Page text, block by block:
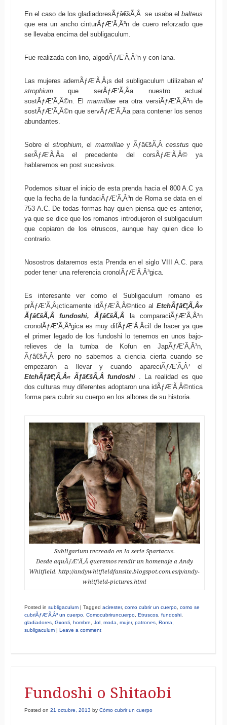
En el caso de los gladiadoresÃƒâ€šÃ‚Â se usaba elbalteus
que era un ancho cinturÃƒÆ’Ã‚Â³n de cuero reforzado que
se llevaba encima del subligaculum.
Fue realizada con lino, algodÃƒÆ’Ã‚Â³n y con lana.
Las mujeres ademÃƒÆ’Ã‚Â¡s del subligaculum utilizabanel
strophiumque serÃƒÆ’Ã‚Â­a nuestro actual
sostÃƒÆ’Ã‚Â©n. El marmillae era otra versiÃƒÆ’Ã‚Â³n de
sostÃƒÆ’Ã‚Â©n que servÃƒÆ’Ã‚Â­a para contener los senos
abundantes.
Sobre elstrophium, el marmillaey Ãƒâ€šÃ‚Â cesstus que
serÃƒÆ’Ã‚Â­a el precedente del corsÃƒÆ’Ã‚Â© ya
hablaremos en post sucesivos.
Podemos situar el inicio de esta prenda hacia el 800 A.C ya
que la fecha de la fundaciÃƒÆ’Ã‚Â³n de Roma se data en el
753 A.C. De todas formas hay quien piensa que es anterior,
ya que se dice que los romanos introdujeron el subligaculum
que copiaron de los etruscos, aunque hay quien dice lo
contrario.
Nosostros dataremos esta Prenda en el siglo VIII A.C. para
poder tener una referencia cronolÃƒÆ’Ã‚Â³gica.
Es interesante ver como el Subligaculum romano es
prÃƒÆ’Ã‚Â¡cticamente idÃƒÆ’Ã‚Â©ntico alEtchÃƒâ€¦Ã‚Â«
Ãƒâ€šÃ‚Â fundoshi, Ãƒâ€šÃ‚Â
la comparaciÃƒÆ’Ã‚Â³n
cronolÃƒÆ’Ã‚Â³gica es muy difÃƒÆ’Ã‚Â­cil de hacer ya que
el primer legado de los fundoshi lo tenemos en unos bajo-
relieves de la tumba de Kofun en JapÃƒÆ’Ã‚Â³n,
Ãƒâ€šÃ‚Â pero no sabemos a ciencia cierta cuando se
empezaron a llevar y cuando apareciÃƒÆ’Ã‚Â³ el
EtchÃƒâ€¦Ã‚Â« Ãƒâ€šÃ‚Â fundoshi . La realidad es que
dos culturas muy diferentes adoptaron una idÃƒÆ’Ã‚Â©ntica
forma para cubrir su cuerpo en los albores de su historia.
Subligarium recreado en la serie Spartacus.
Desde aquÃƒÆ’Ã‚Â­ queremos rendir un homenaje a Andy
Whitfield. http://andywhitfieldfansite.blogspot.com.es/p/andy-
whitfield-pictures.html
Posted in subligaculum | Tagged acirester, como cubrir un cuerpo, como se
cubriÃƒÆ’Ã‚Â³ un cuerpo, Comocubriruncuerpo, Etruscos, fundoshi,
gladiadores, Gxordi, hombre Jol, moda mujer, patrones, Roma
subligaculum | Leave a comment
Fundoshi o Shitaobi
Posted on 21 octubre, 2013 by Cómo cubrir un cuerpo